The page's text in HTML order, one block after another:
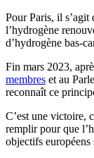
Pour Paris, il s’agit
l’hydrogène
d’hydrogène bas-
Fin mars 2023,
membres et au
reconnaît ce
C’est une victoire,
remplir pour que
objectifs européens